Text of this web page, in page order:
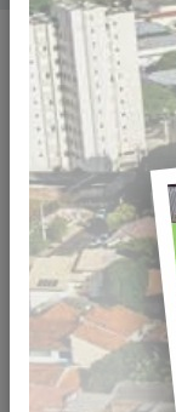
SECRETARIAS
Todos